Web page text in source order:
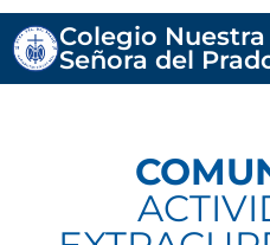
Colegio Nuestra
Señora del